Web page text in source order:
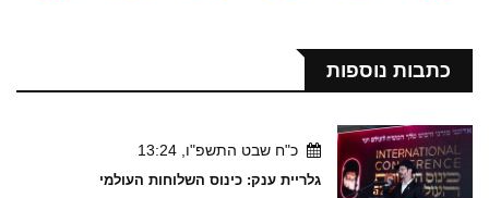
כתבות נוספות
כ"ח שבט התשפ"ו, 13:24
גלריית ענק: כינוס השלוחות העולמי